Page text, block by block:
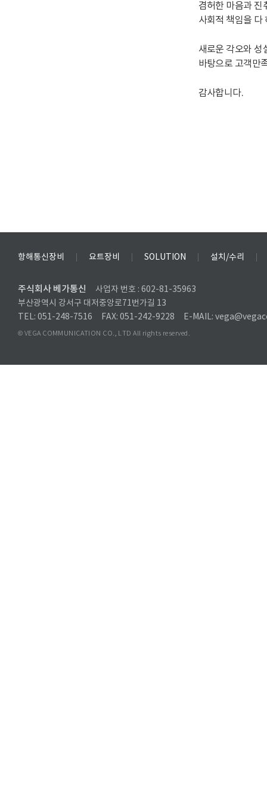
겸허한 마음과 진
사회적 책임을 다
새로운 각오와 성
바탕으로 고객만
감사합니다.
항해통신장비 요트장비 SOLUTION 설치/수리
주식회사 베가통신
사업자 번호 : 602-81-35963
부산광역시 강서구 대저중앙로71번가길 13
TEL: 051-248-7516
FAX: 051-242-9228 E-MAIL:
© VEGA COMMUNICATION CO., LTD All rights reserved.